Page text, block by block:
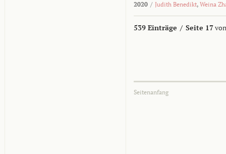
2020 / Judith Benedikt, Weina
539 Einträge / Seite 17
Seitenanfang